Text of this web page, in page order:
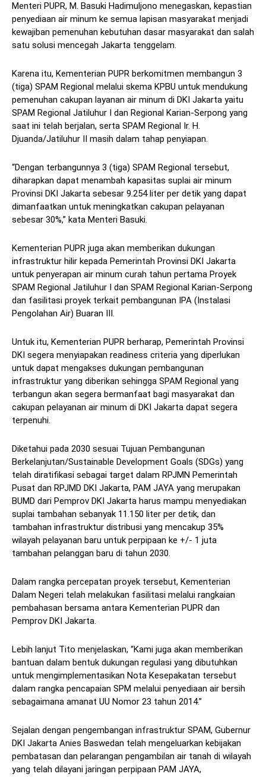
Menteri PUPR, M. Basuki Hadimuljono menegaskan, kepastian
penyediaan air minum ke semua lapisan masyarakat menjadi
kewajiban pemenuhan kebutuhan dasar masyarakat dan salah
satu solusi mencegah Jakarta tenggelam.
Karena itu, Kementerian PUPR berkomitmen membangun 3
(tiga) SPAM Regional melalui skema KPBU untuk mendukung
pemenuhan cakupan layanan air minum di DKI Jakarta yaitu
SPAM Regional Jatiluhur I dan Regional Karian-Serpong yang
saat ini telah berjalan, serta SPAM Regional Ir. H.
Djuanda/Jatiluhur II masih dalam tahap penyiapan.
“Dengan terbangunnya 3 (tiga) SPAM Regional tersebut,
diharapkan dapat menambah kapasitas suplai air minum
Provinsi DKI Jakarta sebesar 9.254 liter per detik yang dapat
dimanfaatkan untuk meningkatkan cakupan pelayanan
sebesar 30%,” kata Menteri Basuki.
Kementerian PUPR juga akan memberikan dukungan
infrastruktur hilir kepada Pemerintah Provinsi DKI Jakarta
untuk penyerapan air minum curah tahun pertama Proyek
SPAM Regional Jatiluhur I dan SPAM Regional Karian-Serpong
dan fasilitasi proyek terkait pembangunan IPA (Instalasi
Pengolahan Air) Buaran III.
Untuk itu, Kementerian PUPR berharap, Pemerintah Provinsi
DKI segera menyiapakan readiness criteria yang diperlukan
untuk dapat mengakses dukungan pembangunan
infrastruktur yang diberikan sehingga SPAM Regional yang
terbangun akan segera bermanfaat bagi masyarakat dan
cakupan pelayanan air minum di DKI Jakarta dapat segera
terpenuhi.
Diketahui pada 2030 sesuai Tujuan Pembangunan
Berkelanjutan/Sustainable Development Goals (SDGs) yang
telah diratifikasi sebagai target dalam RPJMN Pemerintah
Pusat dan RPJMD DKI Jakarta, PAM JAYA yang merupakan
BUMD dari Pemprov DKI Jakarta harus mampu menyediakan
suplai tambahan sebanyak 11.150 liter per detik, dan
tambahan infrastruktur distribusi yang mencakup 35%
wilayah pelayanan baru untuk perpipaan ke +/- 1 juta
tambahan pelanggan baru di tahun 2030.
Dalam rangka percepatan proyek tersebut, Kementerian
Dalam Negeri telah melakukan fasilitasi melalui rangkaian
pembahasan bersama antara Kementerian PUPR dan
Pemprov DKI Jakarta.
Lebih lanjut Tito menjelaskan, “Kami juga akan memberikan
bantuan dalam bentuk dukungan regulasi yang dibutuhkan
untuk mengimplementasikan Nota Kesepakatan tersebut
dalam rangka pencapaian SPM melalui penyediaan air bersih
sebagaimana amanat UU Nomor 23 tahun 2014.”
Sejalan dengan pengembangan infrastruktur SPAM, Gubernur
DKI Jakarta Anies Baswedan telah mengeluarkan kebijakan
pembatasan dan pelarangan pengambilan air tanah di wilayah
yang telah dilayani jaringan perpipaan PAM JAYA,